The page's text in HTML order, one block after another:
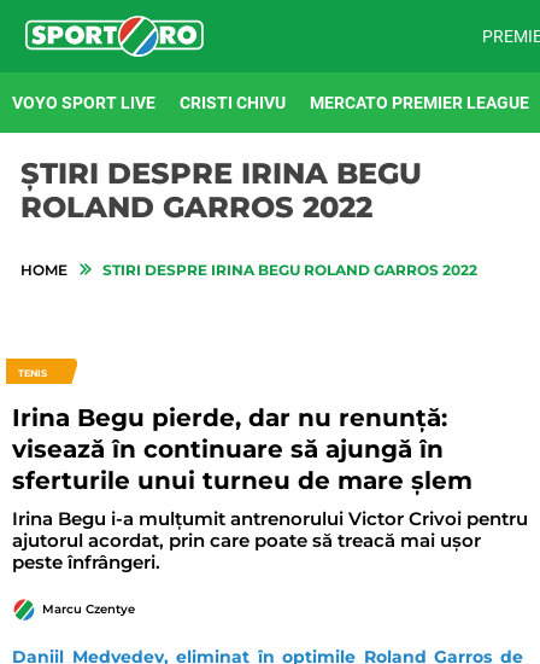
VOYO SPORT LIVE CRISTI CHIVU MERCATO PREMIER LEAGUE
ȘTIRI DESPRE IRINA BEGU
ROLAND GARROS 2022
HOME STIRI DESPRE IRINA BEGU ROLAND GARROS 2022
TENIS
Irina Begu pierde, dar nu renunță:
visează în continuare să ajungă în
sferturile unui turneu de mare șlem
Irina Begu i-a mulțumit antrenorului Victor Crivoi pentru
ajutorul acordat, prin care poate să treacă mai ușor
peste înfrângeri.
Marcu Czentye
Daniil Medvedev, eliminat în optimile Roland Garros de